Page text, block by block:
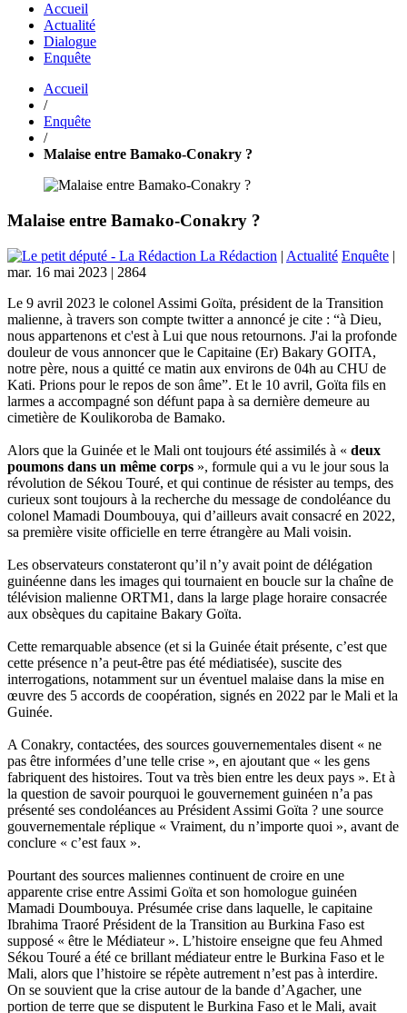
Accueil
Actualité
Dialogue
Enquête
Accueil
/
Enquête
/
Malaise entre Bamako-Conakry ?
Malaise entre Bamako-Conakry ?
La Rédaction | Actualité Enquête |
mar. 16 mai 2023 | 2864
Le 9 avril 2023 le colonel Assimi Goïta, président de la Transition
malienne, à travers son compte twitter a annoncé je cite : “à Dieu,
nous appartenons et c'est à Lui que nous retournons. J'ai la profonde
douleur de vous annoncer que le Capitaine (Er) Bakary GOITA,
notre père, nous a quitté ce matin aux environs de 04h au CHU de
Kati. Prions pour le repos de son âme”. Et le 10 avril, Goïta fils en
larmes a accompagné son défunt papa à sa dernière demeure au
cimetière de Koulikoroba de Bamako.
Alors que la Guinée et le Mali ont toujours été assimilés à « deux
poumons dans un même corps », formule qui a vu le jour sous la
révolution de Sékou Touré, et qui continue de résister au temps, des
curieux sont toujours à la recherche du message de condoléance du
colonel Mamadi Doumbouya, qui d’ailleurs avait consacré en 2022,
sa première visite officielle en terre étrangère au Mali voisin.
Les observateurs constateront qu’il n’y avait point de délégation
guinéenne dans les images qui tournaient en boucle sur la chaîne de
télévision malienne ORTM1, dans la large plage horaire consacrée
aux obsèques du capitaine Bakary Goïta.
Cette remarquable absence (et si la Guinée était présente, c’est que
cette présence n’a peut-être pas été médiatisée), suscite des
interrogations, notamment sur un éventuel malaise dans la mise en
œuvre des 5 accords de coopération, signés en 2022 par le Mali et la
Guinée.
A Conakry, contactées, des sources gouvernementales disent « ne
pas être informées d’une telle crise », en ajoutant que « les gens
fabriquent des histoires. Tout va très bien entre les deux pays ». Et à
la question de savoir pourquoi le gouvernement guinéen n’a pas
présenté ses condoléances au Président Assimi Goïta ? une source
gouvernementale réplique « Vraiment, du n’importe quoi », avant de
conclure « c’est faux ».
Pourtant des sources maliennes continuent de croire en une
apparente crise entre Assimi Goïta et son homologue guinéen
Mamadi Doumbouya. Présumée crise dans laquelle, le capitaine
Ibrahima Traoré Président de la Transition au Burkina Faso est
supposé « être le Médiateur ». L’histoire enseigne que feu Ahmed
Sékou Touré a été ce brillant médiateur entre le Burkina Faso et le
Mali, alors que l’histoire se répète autrement n’est pas à interdire.
On se souvient que la crise autour de la bande d’Agacher, une
portion de terre que se disputent le Burkina Faso et le Mali, avait